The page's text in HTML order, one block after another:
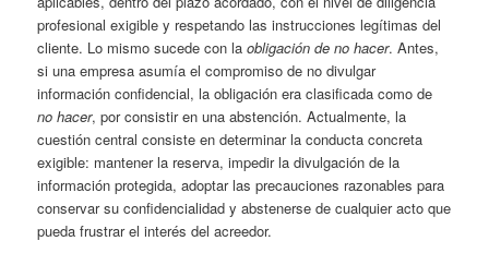
profesional exigible y respetando las instrucciones legítimas del
cliente. Lo mismo sucede con laobligación de no hacer. Antes,
si una empresa asumía el compromiso de no divulgar
información confidencial, la obligación era clasificada como de
no hacer, por consistir en una abstención. Actualmente, la
cuestión central consiste en determinar la conducta concreta
exigible: mantener la reserva, impedir la divulgación de la
información protegida, adoptar las precauciones razonables para
conservar su confidencialidad y abstenerse de cualquier acto que
pueda frustrar el interés del acreedor.